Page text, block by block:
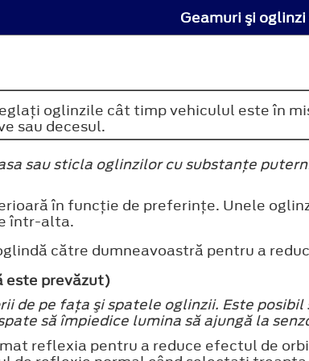
Geamuri şi
oglinzile cât timp vehiculul este în
sau decesul.
sau sticla oglinzilor cu substanţe
în funcţie de preferinţe. Unele
într-alta.
către dumneavoastră pentru a
este prevăzut)
de pe faţa şi spatele oglinzii. Este
să împiedice lumina să ajungă la
reflexia pentru a reduce efectul de